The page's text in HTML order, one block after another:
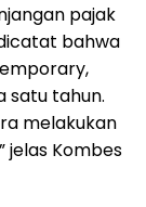
pajak
bahwa
satu tahun.
melakukan
jelas Kombes